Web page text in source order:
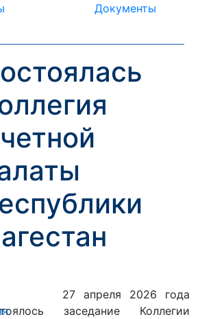
Документы
апреля 2026 года
заседание Коллегии